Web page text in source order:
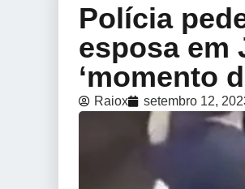
Polícia
esposa em
‘momento
Raiox setembro 12,